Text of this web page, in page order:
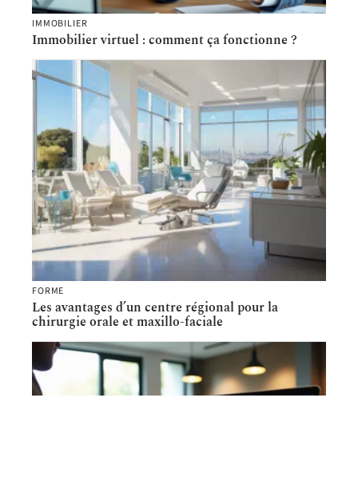
IMMOBILIER
Immobilier virtuel : comment ça fonctionne ?
FORME
Les avantages d’un centre régional pour la
chirurgie orale et maxillo-faciale